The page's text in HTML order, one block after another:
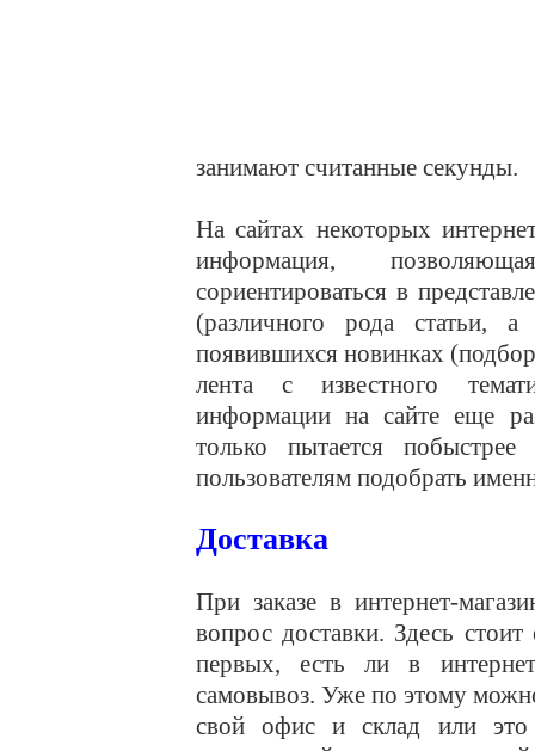
занимают считанные секунды.
На сайтах некоторых
информация,
сориентироваться в
(различного рода статьи,
появившихся новинках
лента с известного
информации на сайте еще
только пытается
пользователям подобрать
Доставка
При заказе в интернет-
вопрос доставки. Здесь
первых, есть ли в
самовывоз. Уже по этому
свой офис и склад или это